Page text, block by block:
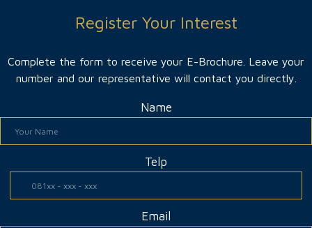
Register Your Interest
Complete the form to receive your E-Brochure. Leave your
number and our representative will contact you directly.
Name
Telp
Email